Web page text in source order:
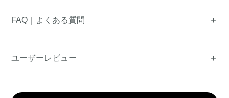
FAQ｜よくある質問
ユーザーレビュー